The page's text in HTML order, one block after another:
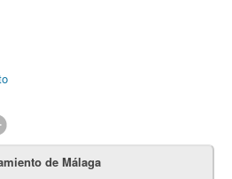
de Málaga